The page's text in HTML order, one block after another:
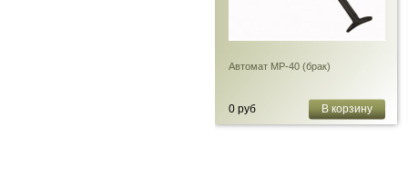
Автомат MP-40 (брак)
0 руб В корзину